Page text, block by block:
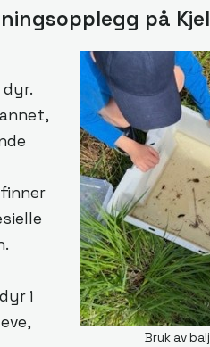
på
Bruk av
dyr.
i